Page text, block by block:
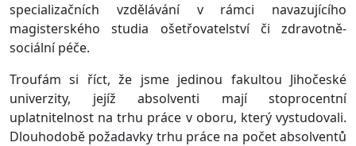
specializačních vzdělávání v rámci navazujícího
magisterského studia ošetřovatelství či zdravotně-
sociální péče.
Troufám si říct, že jsme jedinou fakultou Jihočeské
univerzity, jejíž absolventi mají stoprocentní
uplatnitelnost na trhu práce v oboru, který vystudovali.
Dlouhodobě požadavky trhu práce na počet absolventů